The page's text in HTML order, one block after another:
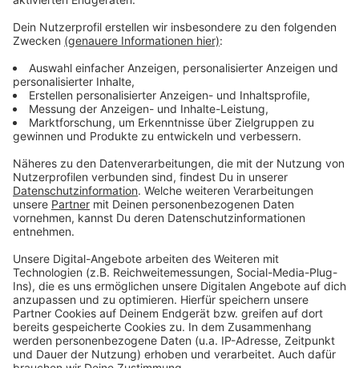
Weitere Meldungen aus unserer Stadt:
Anzeige
Bayer 04 gewinnt zweites Gruppenspiel in EL
Kann der Autobahnausbau in Leverkusen gestoppt
werden?
Leverkusen: Wupsi startet zweite Mobilitätsumfrage
Anzeige
Anzeige